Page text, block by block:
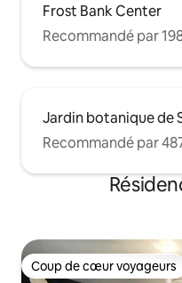
Frost Bank Center
Recommandé par
Jardin botanique de
Recommandé par
Coup de cœur voyageurs
Coup de cœur voyageurs